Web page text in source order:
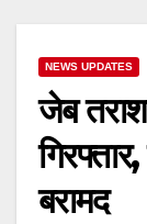
NEWS UPDATES
जेब
बरामद